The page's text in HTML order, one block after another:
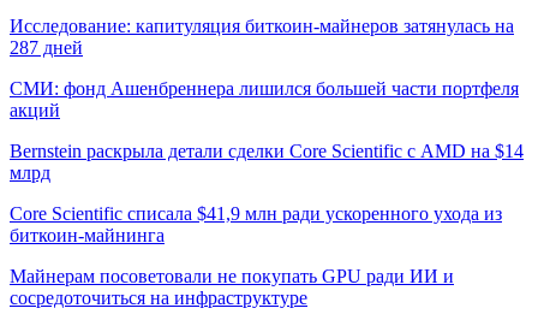
Исследование: капитуляция биткоин-майнеров затянулась на
287 дней
СМИ: фонд Ашенбреннера лишился большей части портфеля
акций
Bernstein раскрыла детали сделки Core Scientific с AMD на $14
млрд
Core Scientific списала $41,9 млн ради ускоренного ухода из
биткоин-майнинга
Майнерам посоветовали не покупать GPU ради ИИ и
сосредоточиться на инфраструктуре